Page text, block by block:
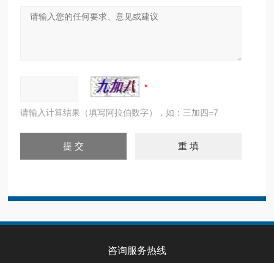
请输入计算结果（填写阿拉伯数字），如：三加四=7
咨询服务热线